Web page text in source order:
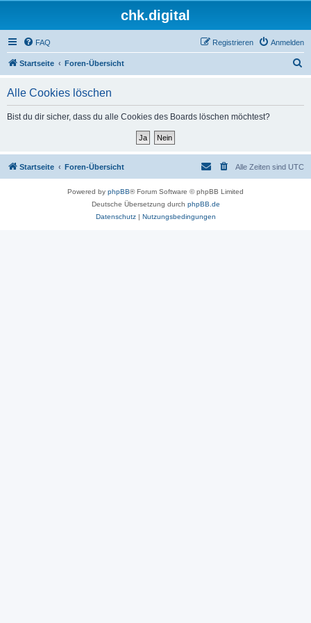
chk.digital
FAQ Anmelden
Registrieren
Startseite Foren-Übersicht
Alle Cookies löschen
Bist du dir sicher, dass du alle Cookies des Boards löschen möchtest?
Startseite Foren-Übersicht Alle Zeiten sind UTC
Powered by phpBB® Forum Software © phpBB Limited
Deutsche Übersetzung durch phpBB.de
Datenschutz| Nutzungsbedingungen